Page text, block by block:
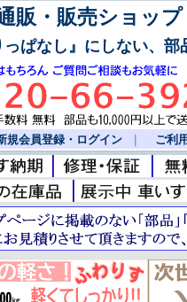
販・販売ショッ
ぱなし』にしない、
規会員登録・ログイン ご利